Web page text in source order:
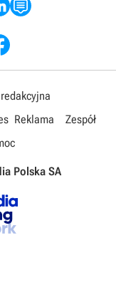
Reklama
Zespół
Polska SA